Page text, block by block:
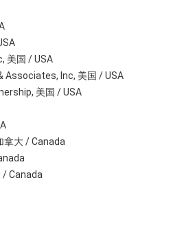
美国 / USA
Associates, Inc, 美国 / USA
美国 / USA
拿大 / Canada
/ Canada